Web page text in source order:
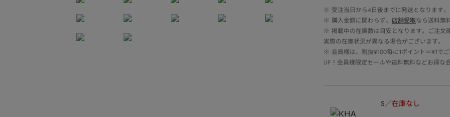
※ 受注当日から4日後までに発送となります
※ 購入金額に関わらず、 店舗受取なら送料無
※ 掲載中の在庫数は目安となります。ご注文
実際の在庫状況が異なる場合がございます。
※ 会員様は、税抜¥100毎に1ポイント＝¥1で
UP！会員様限定セールや送料無料などお得な
S 在庫なし